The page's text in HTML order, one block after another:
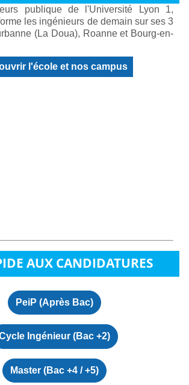
publique de l'Université Lyon 1,
les ingénieurs de demain sur ses 3
(La Doua), Roanne et Bourg-en-
l'école et nos campus
AUX CANDIDATURES
PeiP (Après Bac)
Ingénieur (Bac +2)
Master (Bac +4 / +5)